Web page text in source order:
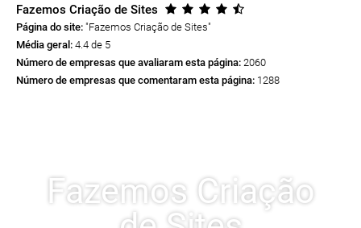
Fazemos Criação de Sites
Página do site: "Fazemos Criação de Sites"
Média geral: 4.4 de 5
Número de empresas que avaliaram esta página: 2060
Número de empresas que comentaram esta página: 1288
Fazemos Criação